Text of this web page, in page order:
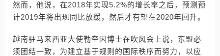
然而，他说，在2018年实现5.2%的增长率之后，预测预
计2019年将出现同比放缓，然后才有望在2020年回升。
越南驻马来西亚大使勒奎因博士在吹风会上说，东盟必
须团结一致，为建立基于规则的国际秩序而努力，以应